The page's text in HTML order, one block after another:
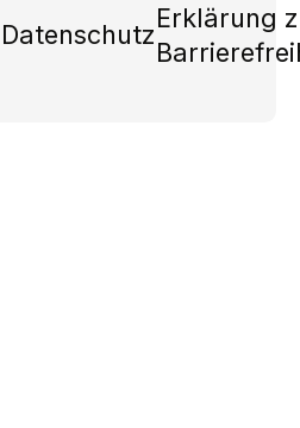
Datenschutz
Erklärung